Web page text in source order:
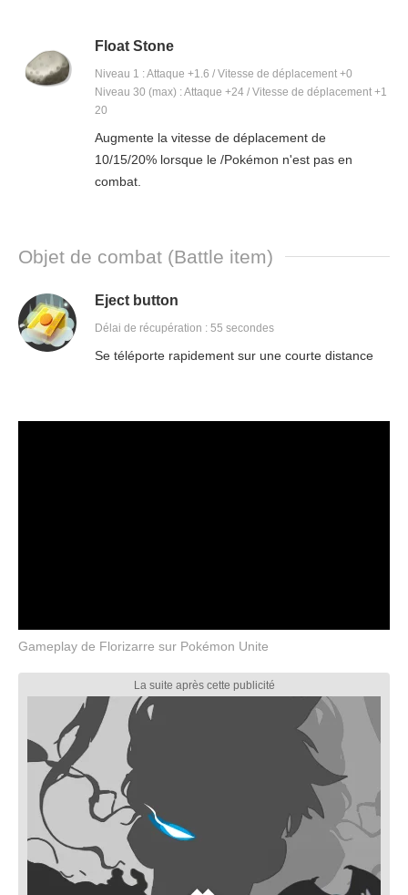
Float Stone
Niveau 1 : Attaque +1.6 / Vitesse de déplacement +0
Niveau 30 (max) : Attaque +24 / Vitesse de déplacement +1
20
Augmente la vitesse de déplacement de
10/15/20% lorsque le /Pokémon n'est pas en
combat.
Objet de combat (Battle item)
Eject button
Délai de récupération : 55 secondes
Se téléporte rapidement sur une courte distance
Gameplay de Florizarre sur Pokémon Unite